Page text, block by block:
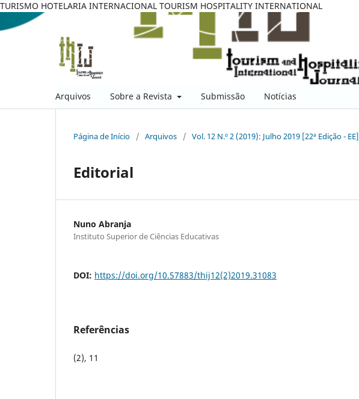
TURISMO HOTELARIA INTERNACIONAL TOURISM HOSPITALITY INTERNATIONAL
Arquivos Sobre a Revista Submissão Notícias
Página de Início / Arquivos / Vol. 12 N.º 2 (2019): Julho 2019 [22ª Edição - EE]
Editorial
Nuno Abranja
Instituto Superior de Ciências Educativas
DOI: https://doi.org/10.57883/thij12(2)2019.31083
Referências
(2), 11